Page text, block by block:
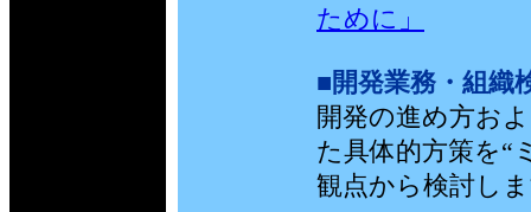
ために」
■開発業務・組織
開発の進め方お
た具体的方策を“
観点から検討し